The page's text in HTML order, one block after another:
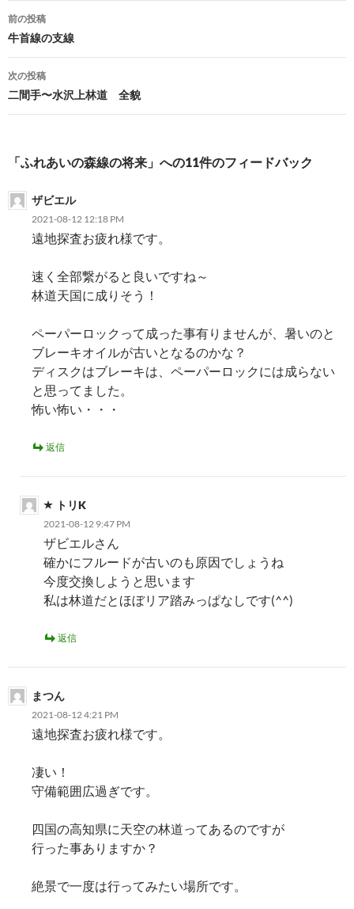
投
稿
ナ
ビ
ゲ
ー
ョ
前の投稿
牛首線の支線
次の投稿
二間手〜水沢上林道 全貌
「ふれあいの森線の将来」への11件のフィードバック
ザビエル
2021-08-12 12:18 PM
遠地探査お疲れ様です。
速く全部繋がると良いですね～
林道天国に成りそう！
ペーパーロックって成った事有りませんが、暑いのと
ブレーキオイルが古いとなるのかな？
ディスクはブレーキは、ペーパーロックには成らない
と思ってました。
怖い怖い・・・
返信
トリK
2021-08-12 9:47 PM
ザビエルさん
確かにフルードが古いのも原因でしょうね
今度交換しようと思います
私は林道だとほぼリア踏みっぱなしです(^^)
返信
まつん
2021-08-12 4:21 PM
遠地探査お疲れ様です。
凄い！
守備範囲広過ぎです。
四国の高知県に天空の林道ってあるのですが
行った事ありますか？
絶景で一度は行ってみたい場所です。